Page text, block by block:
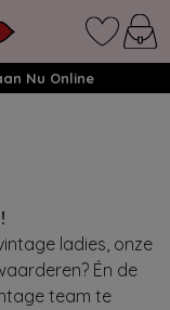
Nu Online
ladies, onze
Én de
team te